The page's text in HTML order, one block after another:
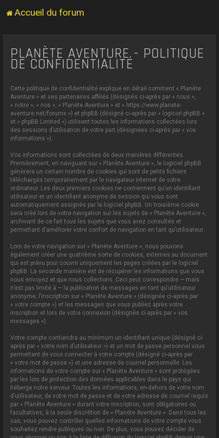
Accueil du forum
PLANÈTE AVENTURE - POLITIQUE
DE CONFIDENTIALITÉ
Cette politique de confidentialité explique en détail comment « Planète
Aventure » et ses partenaires affiliés (désignés ci-après par « nous »,
« notre », « nos », « Planète Aventure » et « https://www.planete-
aventure.net/forums ») et phpBB (désigné ci-après par « logiciel phpBB »
et « phpBB Limited ») utilisent toutes les informations collectées lors
des sessions d’utilisation de votre part (désignées ci-après par « vos
informations »).
Vos informations sont collectées de deux manières différentes.
Premièrement, en naviguant sur « Planète Aventure », le logiciel phpBB
génèrera un certain nombre de cookies qui sont de petits fichiers
téléchargés temporairement par le navigateur internet de votre
ordinateur. Les deux premiers cookies ne contiennent qu’un identifiant
utilisateur et un identifiant anonyme de session qui vous sont
automatiquement assignés par le logiciel phpBB. Un troisième cookie
sera créé lors de votre navigation sur les sujets de « Planète Aventure »,
archivant de ce fait tous les sujets que vous avez consultés et
permettant d’améliorer votre confort de navigation en tant qu’utilisateur.
Lors de votre navigation sur « Planète Aventure », nous pouvons
également créer une quatrième sorte de cookies, externes au document
qui est prévu pour couvrir uniquement les pages créées par le logiciel
phpBB. La seconde manière est de récupérer les informations que vous
nous envoyez et que nous collectons. Ceci peut correspondre — mais
n’est pas limité à — la publication de messages en tant qu’utilisateur
anonyme, l’inscription sur « Planète Aventure » (désignée ci-après par
« votre compte ») et les messages que vous publiez après votre
inscription et lors de votre connexion (désignés ci-après par « vos
messages »).
Votre compte contiendra au minimum un identifiant unique (désigné ci-
après par « votre nom d’utilisateur ») et un mot de passe personnel vous
permettant de vous connecter à votre compte (désigné ci-après par
« votre mot de passe ») et une adresse de courriel personnelle. Les
informations de votre compte sur « Planète Aventure » sont protégées
par les lois de protection des données applicables dans le pays qui
héberge notre serveur. Toutes les informations, en-dehors de votre nom
d’utilisateur, de votre mot de passe et de votre adresse de courriel requis
par « Planète Aventure » durant votre inscription, sont obligatoires ou
facultatives, à la seule discrétion de « Planète Aventure ». Dans tous les
cas, vous pouvez contrôler quelles informations de votre compte vous
souhaitez rendre publiques ou non. De plus, vous pouvez décider de